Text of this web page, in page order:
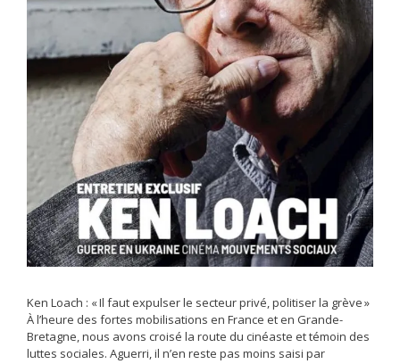
Ken Loach : « Il faut expulser le secteur privé, politiser la grève »
À l’heure des fortes mobilisations en France et en Grande-
Bretagne, nous avons croisé la route du cinéaste et témoin des
luttes sociales. Aguerri, il n’en reste pas moins saisi par